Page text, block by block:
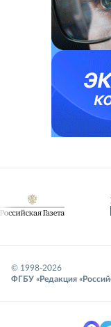
© 1998-2026
ФГБУ «Редакция